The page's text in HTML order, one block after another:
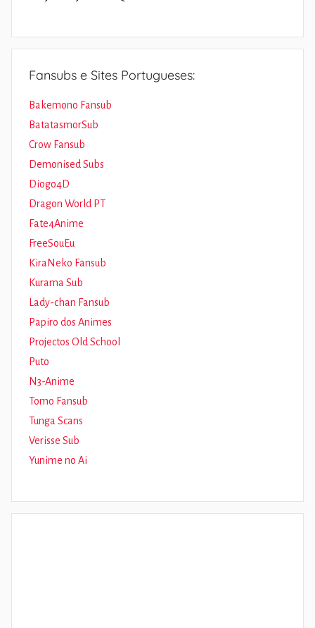
Fansubs e Sites Portugueses:
Bakemono Fansub
BatatasmorSub
Crow Fansub
Demonised Subs
Diogo4D
Dragon World PT
Fate4Anime
FreeSouEu
KiraNeko Fansub
Kurama Sub
Lady-chan Fansub
Papiro dos Animes
Projectos Old School
Puto
N3-Anime
Tomo Fansub
Tunga Scans
Verisse Sub
Yunime no Ai